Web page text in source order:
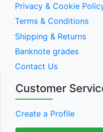
Privacy & Cookie
Terms & Conditions
Shipping & Returns
Banknote grades
Contact Us
Customer
Create a Profile